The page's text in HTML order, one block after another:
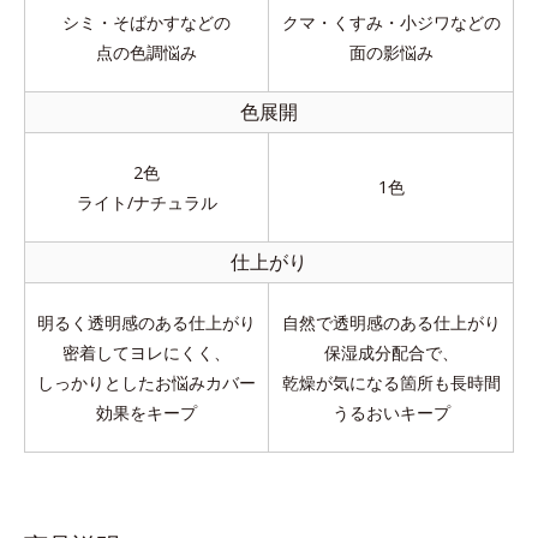
シミ・そばかすなどの
点の色調悩み
クマ・くすみ・小ジワなどの
面の影悩み
色展開
2色
ライト/ナチュラル
1色
仕上がり
明るく透明感のある仕上がり
密着してヨレにくく、
しっかりとしたお悩みカバー
効果をキープ
自然で透明感のある仕上がり
保湿成分配合で、
乾燥が気になる箇所も長時間
うるおいキープ